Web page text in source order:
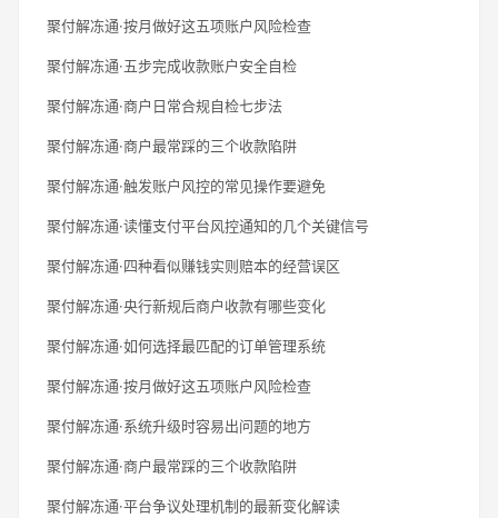
聚付解冻通·按月做好这五项账户风险检查
聚付解冻通·五步完成收款账户安全自检
聚付解冻通·商户日常合规自检七步法
聚付解冻通·商户最常踩的三个收款陷阱
聚付解冻通·触发账户风控的常见操作要避免
聚付解冻通·读懂支付平台风控通知的几个关键信号
聚付解冻通·四种看似赚钱实则赔本的经营误区
聚付解冻通·央行新规后商户收款有哪些变化
聚付解冻通·如何选择最匹配的订单管理系统
聚付解冻通·按月做好这五项账户风险检查
聚付解冻通·系统升级时容易出问题的地方
聚付解冻通·商户最常踩的三个收款陷阱
聚付解冻通·平台争议处理机制的最新变化解读